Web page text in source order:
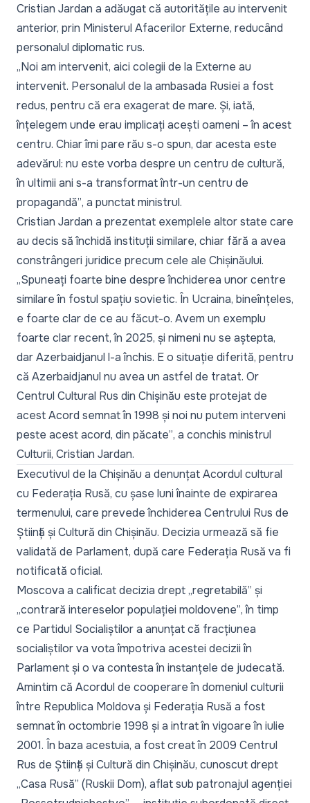
Cristian Jardan a adăugat că autoritățile au intervenit
anterior, prin Ministerul Afacerilor Externe, reducând
personalul diplomatic rus.
„Noi am intervenit, aici colegii de la Externe au
intervenit. Personalul de la ambasada Rusiei a fost
redus, pentru că era exagerat de mare. Și, iată,
înțelegem unde erau implicați acești oameni – în acest
centru. Chiar îmi pare rău s-o spun, dar acesta este
adevărul: nu este vorba despre un centru de cultură,
în ultimii ani s-a transformat într-un centru de
propagandă”, a punctat ministrul.
Cristian Jardan a prezentat exemplele altor state care
au decis să închidă instituții similare, chiar fără a avea
constrângeri juridice precum cele ale Chișinăului.
„Spuneați foarte bine despre închiderea unor centre
similare în fostul spațiu sovietic. În Ucraina, bineînțeles,
e foarte clar de ce au făcut-o. Avem un exemplu
foarte clar recent, în 2025, și nimeni nu se aștepta,
dar Azerbaidjanul l-a închis. E o situație diferită, pentru
că Azerbaidjanul nu avea un astfel de tratat. Or
Centrul Cultural Rus din Chișinău este protejat de
acest Acord semnat în 1998 și noi nu putem interveni
peste acest acord, din păcate”, a conchis ministrul
Culturii, Cristian Jardan.
Executivul de la Chișinău a denunțat Acordul cultural
cu Federația Rusă, cu șase luni înainte de expirarea
termenului, care prevede închiderea Centrului Rus de
Știință și Cultură din Chișinău. Decizia urmează să fie
validată de Parlament, după care Federația Rusă va fi
notificată oficial.
Moscova a calificat decizia drept„regretabilă” și
„contrară intereselor populației moldovene”, în timp
ce Partidul Socialiștilor a anunțat că fracțiunea
socialiștilor va vota împotriva acestei decizii în
Parlament și o va contesta în instanțele de judecată.
Amintim că Acordul de cooperare în domeniul culturii
între Republica Moldova și Federația Rusă a fost
semnat în octombrie 1998 și a intrat în vigoare în iulie
2001. În baza acestuia, a fost creat în 2009 Centrul
Rus de Știință și Cultură din Chișinău, cunoscut drept
„Casa Rusă” (Ruskii Dom), aflat sub patronajul agenției